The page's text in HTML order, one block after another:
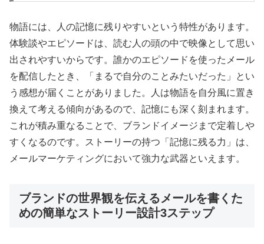
物語には、人の記憶に残りやすいという特性があります。
体験談やエピソードは、読む人の頭の中で映像として思い
出されやすいからです。誰かのエピソードを使ったメール
を配信したとき、「まるで自分のことみたいだった」とい
う感想が届くことがありました。人は物語を自分風に置き
換えて考える傾向があるので、記憶にも深く刻まれます。
これが積み重なることで、ブランドイメージまで定着しや
すくなるのです。ストーリーの持つ「記憶に残る力」は、
メールマーケティングにおいて強力な武器といえます。
ブランドの世界観を伝えるメールを書くた
めの簡単なストーリー設計3ステップ